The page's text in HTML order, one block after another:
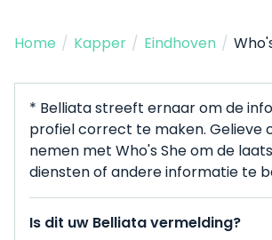
Home / Kapper / Eindhoven /
* Belliata streeft ernaar om de
profiel correct te maken. Gelieve
nemen met Who's She om de
diensten of andere informatie te
Is dit uw Belliata vermelding?